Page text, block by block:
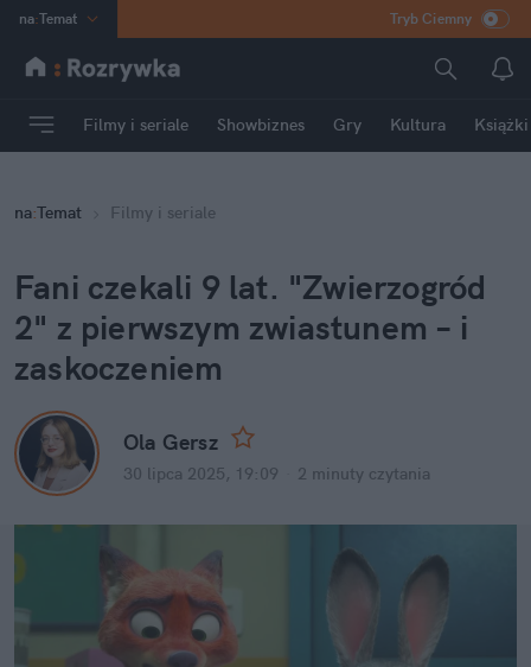
na:Temat
INN Poland
mama
Rozrywka
Tryb Ciemny
Filmy i seriale Showbiznes Gry Kultura Książki
na:Temat Filmy i seriale
Fani czekali 9 lat. "Zwierzogród
2" z pierwszym zwiastunem – i
zaskoczeniem
Ola Gersz
30 lipca 2025, 19:09 2 minuty czytania